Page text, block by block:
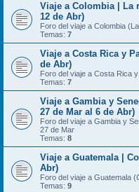
Viaje a Colombia | La
12 de Abr)
Foro del viaje a Colombia
Temas: 7
Viaje a Costa Rica y
de Abr)
Foro del viaje a Costa Rica
Temas: 7
Viaje a Gambia y
27 de Mar al 6 de Abr)
Foro del viaje a Gambia y
27 de Mar
Temas: 8
Viaje a Guatemala |
Abr)
Foro del viaje a Guatemala
Temas: 9